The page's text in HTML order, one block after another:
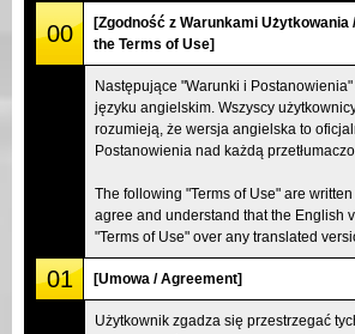
Tokyo Akihabara#2
Tokyo Shibuya Annex
Tokyo Asakusa
Okinawa
00
[Zgodność z Warunkami Użytkowania
the Terms of Use]
Następujące "Warunki i
języku angielskim. Wszyscy
rozumieją, że wersja angielska to
Postanowienia nad każdą
The following "Terms of Use" are
agree and understand that the English
"Terms of Use" over any translated
01 [Umowa / Agreement]
Użytkownik zgadza się przestrzegać